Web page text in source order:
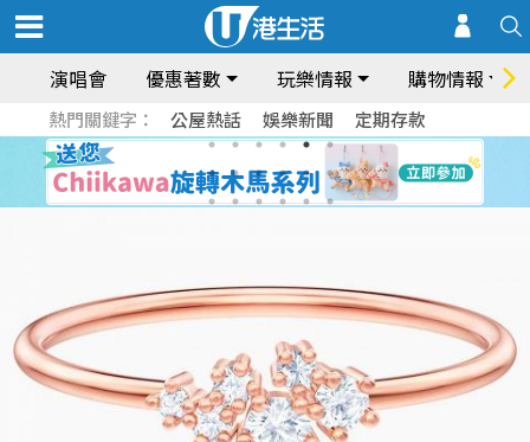
演唱會 優惠著數 玩樂情報 購物情報
熱門關鍵字： 公屋熱話 娛樂新聞 定期存款